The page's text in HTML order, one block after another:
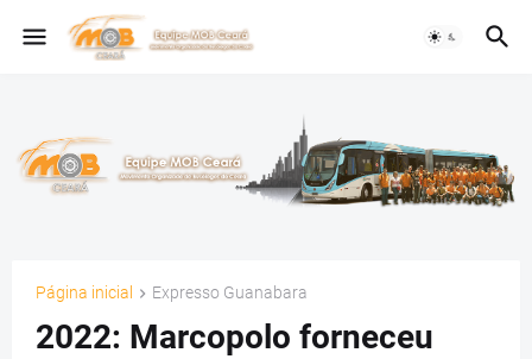
Página inicial Expresso Guanabara
2022: Marcopolo forneceu